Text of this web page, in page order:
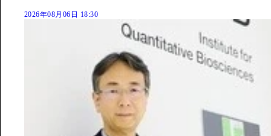
2026年08月06日 18:30